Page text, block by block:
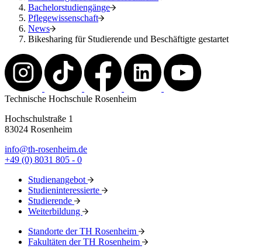
Bachelorstudiengänge
Pflegewissenschaft
News
Bikesharing für Studierende und Beschäftigte gestartet
Technische Hochschule Rosenheim
Hochschulstraße 1
83024 Rosenheim
info@th-rosenheim.de
+49 (0) 8031 805 - 0
Studienangebot
Studieninteressierte
Studierende
Weiterbildung
Standorte der TH Rosenheim
Fakultäten der TH Rosenheim